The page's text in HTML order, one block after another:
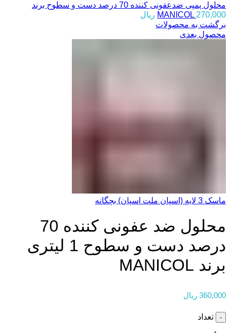
محلول پمپی ضدعفونی کننده 70 درصد دست و سطوح برند
MANICOL 270,000
ریال
برگشت به محصولات
محصول بعدی
ماسک 3 لایه (اسپان ملت اسپان) بچگانه
محلول ضد عفونی کننده 70
درصد دست و سطوح 1 لیتری
برند MANICOL
360,000 ریال
تعداد